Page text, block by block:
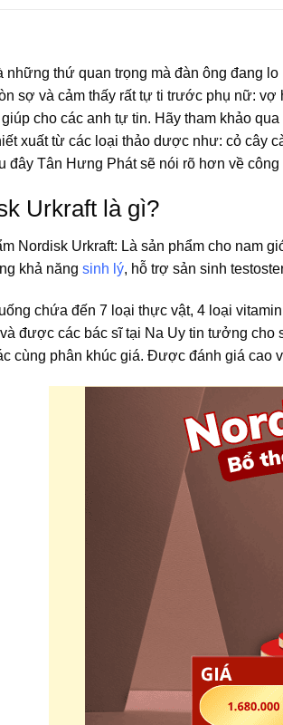
những thứ quan trọng mà đàn ông đang
sợ và cảm thấy rất tự ti trước phụ nữ:
giúp cho các anh tự tin. Hãy tham khảo
xuất từ các loại thảo dược như: cỏ cây
đây Tân Hưng Phát sẽ nói rõ hơn về công
Urkraft là gì?
Nordisk Urkraft: Là sản phẩm cho nam
khả năng sinh lý, hỗ trợ sản sinh
chứa đến 7 loại thực vật, 4 loại
được các bác sĩ tại Na Uy tin tưởng
cùng phân khúc giá. Được đánh giá cao